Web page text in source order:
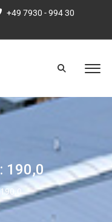
+49 7930 - 994 30
190,0
190,0